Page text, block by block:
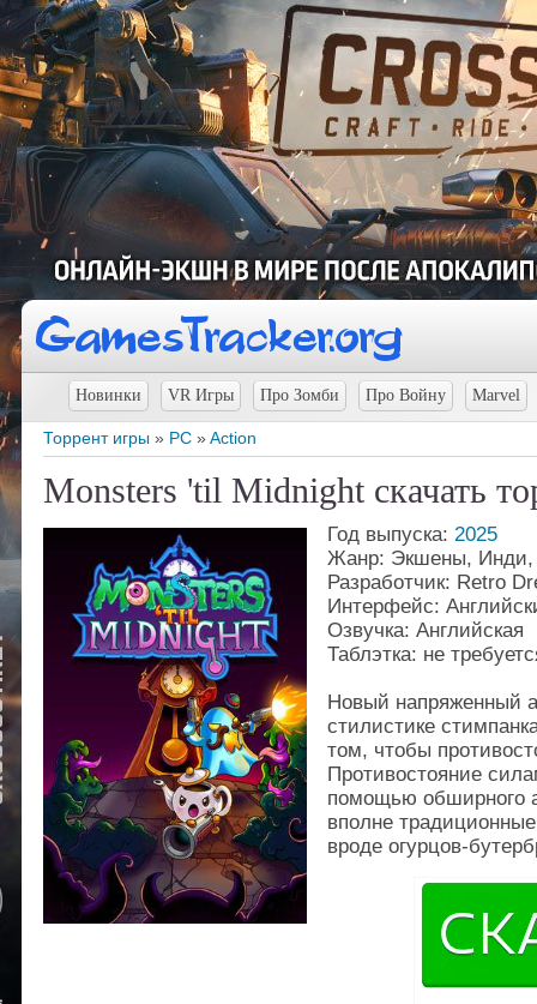
Новинки VR Игры Про Зомби Про Войну Marvel
Торрент игры » PC »Action
Monsters 'til Midnight скачать
Год выпуска: 2025
Жанр: Экшены,
Разработчик: Retro
Интерфейс:
Озвучка: Английская
Таблэтка: не
Новый напряженный
стилистике
том, чтобы
Противостояние
помощью обширного
вполне
вроде огурцов-